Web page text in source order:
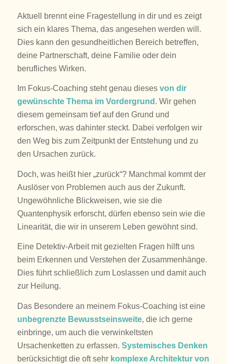
Aktuell brennt eine Fragestellung in dir und es zeigt
sich ein klares Thema, das angesehen werden will.
Dies kann den gesundheitlichen Bereich betreffen,
deine Partnerschaft, deine Familie oder dein
berufliches Wirken.
Im Fokus-Coaching steht genau dieses von dir
gewünschte Thema im Vordergrund . Wir gehen
diesem gemeinsam tief auf den Grund und
erforschen, was dahinter steckt. Dabei verfolgen wir
den Weg bis zum Zeitpunkt der Entstehung und zu
den Ursachen zurück.
Doch, was heißt hier „zurück“? Manchmal kommt der
Auslöser von Problemen auch aus der Zukunft.
Ungewöhnliche Blickweisen, wie sie die
Quantenphysik erforscht, dürfen ebenso sein wie die
Linearität, die wir in unserem Leben gewöhnt sind.
Eine Detektiv-Arbeit mit gezielten Fragen hilft uns
beim Erkennen und Verstehen der Zusammenhänge.
Dies führt schließlich zum Loslassen und damit auch
zur Heilung.
Das Besondere an meinem Fokus-Coaching ist eine
unbegrenzte Bewusstseinsweite, die ich gerne
einbringe, um auch die verwinkeltsten
Ursachenketten zu erfassen. Systemisches Denken
berücksichtigt die oft sehr komplexe Architektur von